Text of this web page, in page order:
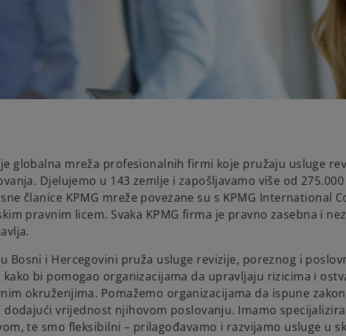
je globalna mreža profesionalnih firmi koje pružaju usluge
Djelujemo u 143 zemlje i zapošljavamo više od
članice KPMG mreže povezane su s KPMG International
pravnim licem. Svaka KPMG firma je pravno zasebna i
u Bosni i Hercegovini pruža usluge revizije, poreznog i
kako bi pomogao organizacijama da upravljaju rizicima i
okruženjima. Pomažemo organizacijama da ispune
dodajući vrijednost njihovom poslovanju. Imamo
te smo fleksibilni – prilagođavamo i razvijamo usluge u